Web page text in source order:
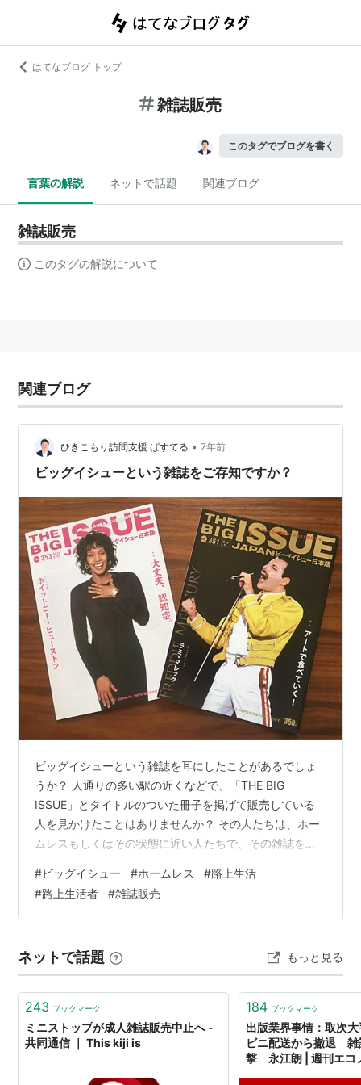
はてなブログ トップ
雑誌販売
このタグでブログを書く
言葉の解説 ネットで話題 関連ブログ
雑誌販売
このタグの解説について
関連ブログ
ひきこもり訪問支援 ぱすてる • 7年前
ビッグイシューという雑誌をご存知ですか？
ビッグイシューという雑誌を耳にしたことがあるでしょ
うか？ 人通りの多い駅の近くなどで、「THE BIG
ISSUE」とタイトルのついた冊子を掲げて販売している
人を見かけたことはありませんか？ その人たちは、ホー
ムレスもしくはその状態に近い人たちで、その雑誌を販
ら抜け出す機会を得ようとしています。 ビッグイシュー
の事業はイギリスのロンドンで誕生し、日本では2003年
に大阪で始まりました。 私は最近まで、路上で何か雑誌
ありませんでした。 しかし、その雑誌をホームレス状態
にある人が売っていて、その人た…
#ビッグイシュー #ホームレス #路上生活
#路上生活者 #雑誌販売
ネットで話題 もっと見る
243 ブックマーク
ミニストップが成人雑誌販売中止へ -
共同通信 ｜ This kiji is
184 ブックマーク
出版業界事情：取次
ビニ配送から撤退 雑
撃 永江朗 | 週刊エコ